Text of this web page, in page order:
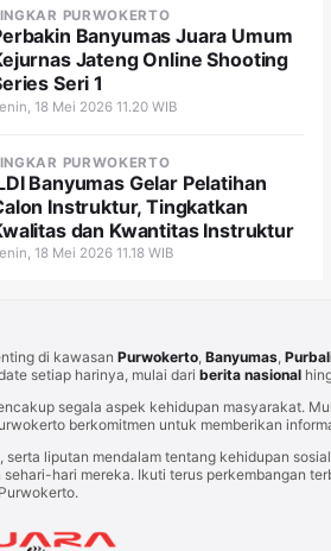
PURWOKERTO
Banyumas Juara Umum
Jateng Online Shooting
Seri 1
18 Mei 2026 11.20 WIB
PURWOKERTO
Banyumas Gelar Pelatihan
Instruktur, Tingkatkan
dan Kwantitas Instruktur
18 Mei 2026 11.18 WIB
di kawasan Purwokerto Banyumas
setiap harinya, mulai dari berita nasional
segala aspek kehidupan masyarakat.
berkomitmen untuk memberikan
liputan mendalam tentang kehidupan
hari mereka. Ikuti terus perkembangan
Purwokerto.